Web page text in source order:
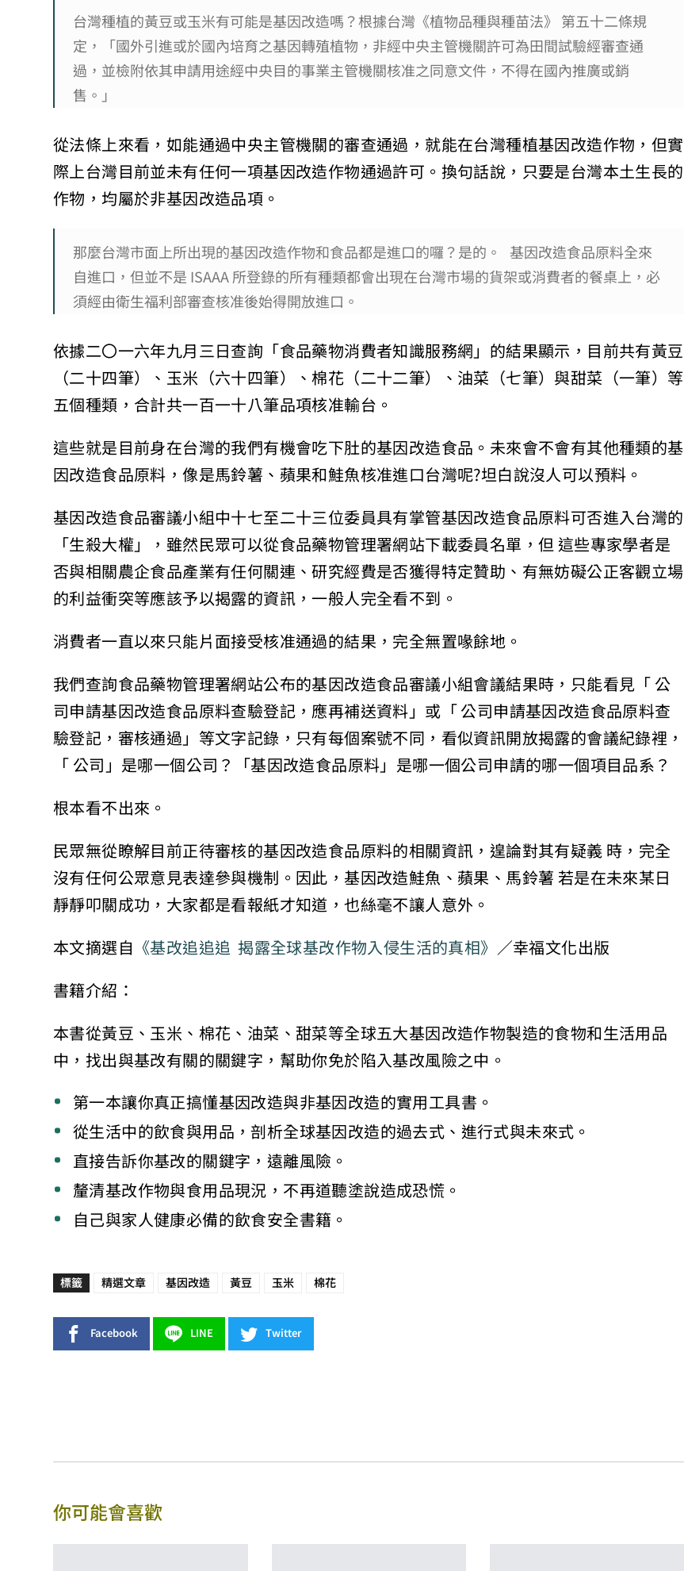
台灣種植的黃豆或玉米有可能是基因改造嗎？根據台灣《植物品種與種苗法》 第五十二條規
定，「國外引進或於國內培育之基因轉殖植物，非經中央主管機關許可為田間試驗經審查通
過，並檢附依其申請用途經中央目的事業主管機關核准之同意文件，不得在國內推廣或銷
售。」
從法條上來看，如能通過中央主管機關的審查通過，就能在台灣種植基因改造作物，但實
際上台灣目前並未有任何一項基因改造作物通過許可。換句話說，只要是台灣本土生長的
作物，均屬於非基因改造品項。
那麼台灣市面上所出現的基因改造作物和食品都是進口的囉？是的。 基因改造食品原料全來
自進口，但並不是 ISAAA 所登錄的所有種類都會出現在台灣市場的貨架或消費者的餐桌上，必
須經由衛生福利部審查核准後始得開放進口。
依據二〇一六年九月三日查詢「食品藥物消費者知識服務網」的結果顯示，目前共有黃豆
（二十四筆）、玉米（六十四筆）、棉花（二十二筆）、油菜（七筆）與甜菜（一筆）等
五個種類，合計共一百一十八筆品項核准輸台。
這些就是目前身在台灣的我們有機會吃下肚的基因改造食品。未來會不會有其他種類的基
因改造食品原料，像是馬鈴薯、蘋果和鮭魚核准進口台灣呢?坦白說沒人可以預料。
基因改造食品審議小組中十七至二十三位委員具有掌管基因改造食品原料可否進入台灣的
「生殺大權」，雖然民眾可以從食品藥物管理署網站下載委員名單，但 這些專家學者是
否與相關農企食品產業有任何關連、研究經費是否獲得特定贊助、有無妨礙公正客觀立場
的利益衝突等應該予以揭露的資訊，一般人完全看不到。
消費者一直以來只能片面接受核准通過的結果，完全無置喙餘地。
我們查詢食品藥物管理署網站公布的基因改造食品審議小組會議結果時，只能看見「 公
司申請基因改造食品原料查驗登記，應再補送資料」或「 公司申請基因改造食品原料查
驗登記，審核通過」等文字記錄，只有每個案號不同，看似資訊開放揭露的會議紀錄裡，
「 公司」是哪一個公司？「基因改造食品原料」是哪一個公司申請的哪一個項目品系？
根本看不出來。
民眾無從瞭解目前正待審核的基因改造食品原料的相關資訊，遑論對其有疑義 時，完全
沒有任何公眾意見表達參與機制。因此，基因改造鮭魚、蘋果、馬鈴薯 若是在未來某日
靜靜叩關成功，大家都是看報紙才知道，也絲毫不讓人意外。
本文摘選自 《基改追追追 揭露全球基改作物入侵生活的真相》 ／幸福文化出版
書籍介紹：
本書從黃豆、玉米、棉花、油菜、甜菜等全球五大基因改造作物製造的食物和生活用品
中，找出與基改有關的關鍵字，幫助你免於陷入基改風險之中。
第一本讓你真正搞懂基因改造與非基因改造的實用工具書。
從生活中的飲食與用品，剖析全球基因改造的過去式、進行式與未來式。
直接告訴你基改的關鍵字，遠離風險。
釐清基改作物與食用品現況，不再道聽塗說造成恐慌。
自己與家人健康必備的飲食安全書籍。
標籤 精選文章 基因改造 黃豆 玉米 棉花
Facebook LINE Twitter
你可能會喜歡